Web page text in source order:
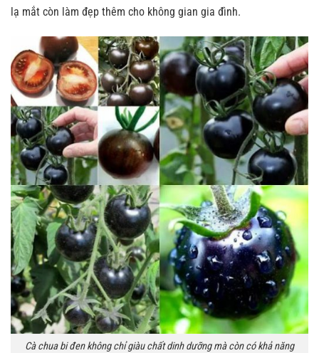
lạ mắt còn làm đẹp thêm cho không gian gia đình.
Cà chua bi đen không chỉ giàu chất dinh dưỡng mà còn có khả năng